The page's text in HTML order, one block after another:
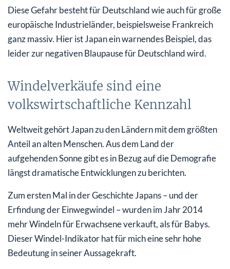
Diese Gefahr besteht für Deutschland wie auch für große
europäische Industrieländer, beispielsweise Frankreich
ganz massiv. Hier ist Japan ein warnendes Beispiel, das
leider zur negativen Blaupause für Deutschland wird.
Windelverkäufe sind eine
volkswirtschaftliche Kennzahl
Weltweit gehört Japan zu den Ländern mit dem größten
Anteil an alten Menschen. Aus dem Land der
aufgehenden Sonne gibt es in Bezug auf die Demografie
längst dramatische Entwicklungen zu berichten.
Zum ersten Mal in der Geschichte Japans – und der
Erfindung der Einwegwindel – wurden im Jahr 2014
mehr Windeln für Erwachsene verkauft, als für Babys.
Dieser Windel-Indikator hat für mich eine sehr hohe
Bedeutung in seiner Aussagekraft.